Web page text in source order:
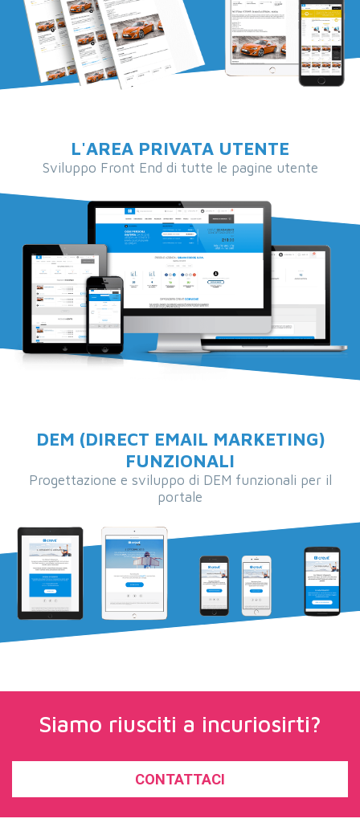
L'AREA PRIVATA UTENTE
Sviluppo Front End di tutte le pagine utente
DEM (DIRECT EMAIL MARKETING)
FUNZIONALI
Progettazione e sviluppo di DEM funzionali per il
portale
Siamo riusciti a incuriosirti?
CONTATTACI